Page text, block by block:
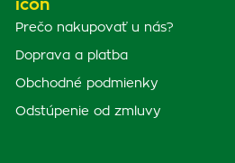
Prečo nakupovať u nás?
Doprava a platba
Obchodné podmienky
Odstúpenie od zmluvy